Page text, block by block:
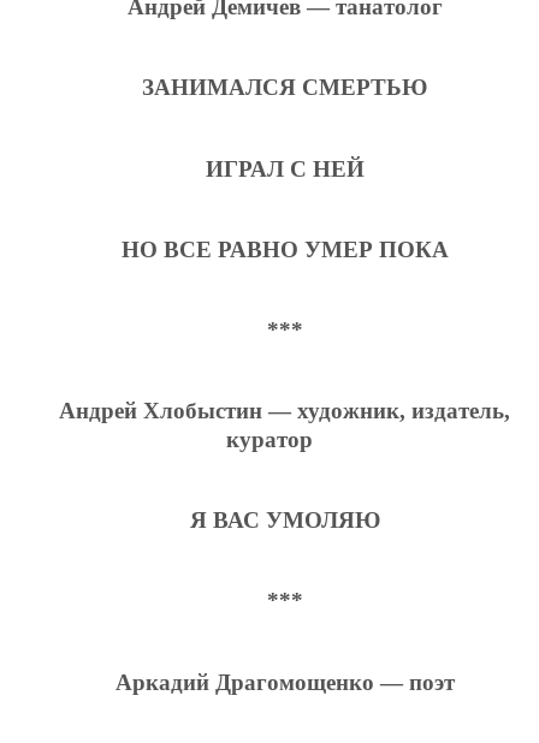
Андрей Демичев — танатолог
ЗАНИМАЛСЯ СМЕРТЬЮ
ИГРАЛ С НЕЙ
НО ВСЕ РАВНО УМЕР ПОКА
***
Андрей Хлобыстин — художник, издатель,
куратор
Я ВАС УМОЛЯЮ
***
Аркадий Драгомощенко — поэт